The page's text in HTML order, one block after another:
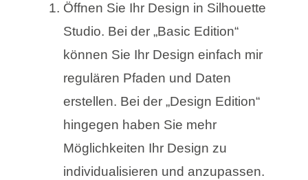
Öffnen Sie Ihr Design in Silhouette
Studio. Bei der „Basic Edition“
können Sie Ihr Design einfach mir
regulären Pfaden und Daten
erstellen. Bei der „Design Edition“
hingegen haben Sie mehr
Möglichkeiten Ihr Design zu
individualisieren und anzupassen.